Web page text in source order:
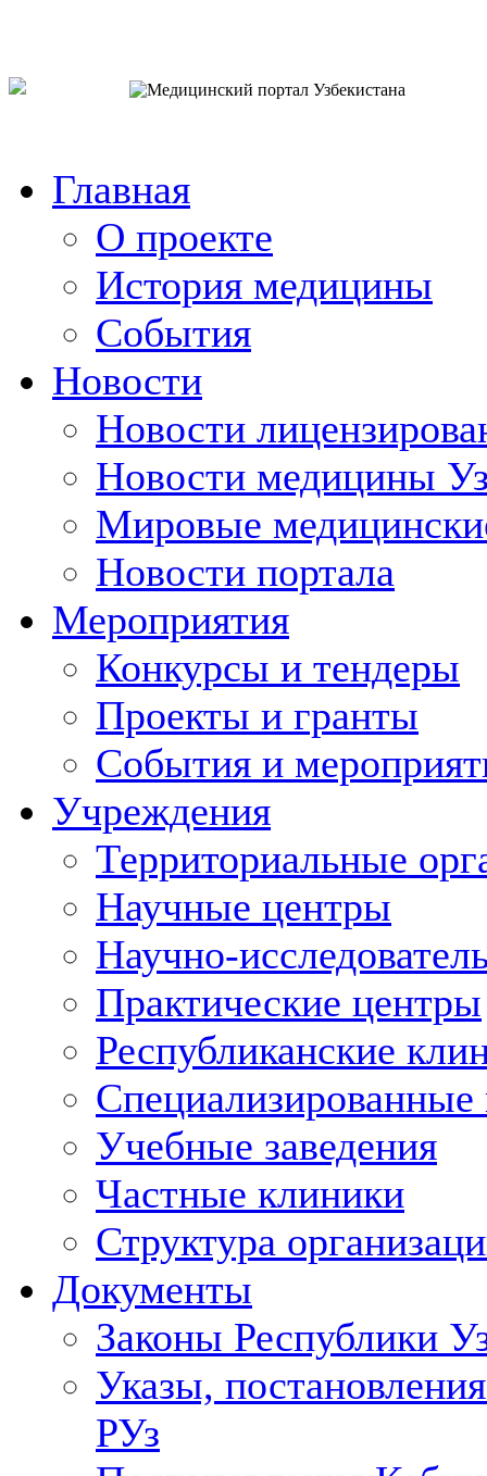
Главная
О проекте
История медицины
События
Новости
Новости
Новости медицины
Мировые
Новости портала
Мероприятия
Конкурсы и тендеры
Проекты и гранты
События и
Учреждения
Территориальные
Научные центры
Научно-
Практические центры
Республиканские
Учебные заведения
Частные клиники
Структура
Документы
Законы Республики
Указы,
РУз